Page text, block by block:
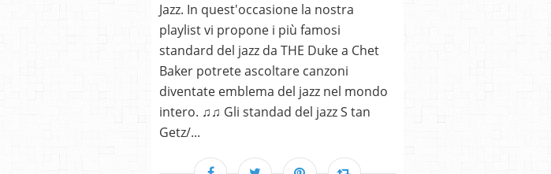
Jazz. In quest'occasione la nostra
playlist vi propone i più famosi
standard del jazz da THE Duke a Chet
Baker potrete ascoltare canzoni
diventate emblema del jazz nel mondo
intero. ♫♫ Gli standad del jazz S tan
Getz/...